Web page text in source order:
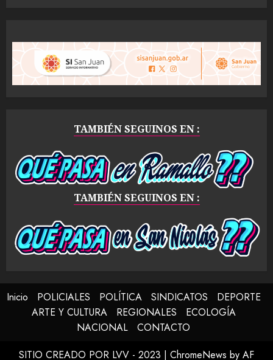
TAMBIÉN SEGUINOS EN :
TAMBIÉN SEGUINOS EN :
Inicio POLICIALES POLÍTICA SINDICATOS
DEPORTE
ARTE Y CULTURA
REGIONALES
ECOLOGÍA
NACIONAL
CONTACTO
SITIO CREADO POR LVV - 2023 | ChromeNews by AF